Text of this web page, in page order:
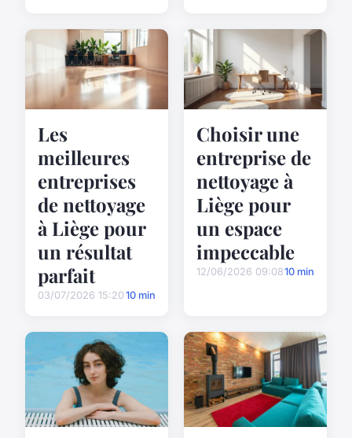
Les
meilleures
entreprises
de nettoyage
à Liège pour
un résultat
parfait
03/07/2026 15:20 10 min
Choisir une
entreprise de
nettoyage à
Liège pour
un espace
impeccable
12/06/2026 09:0810 min